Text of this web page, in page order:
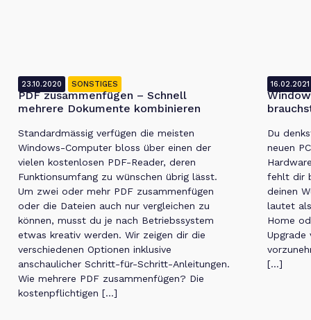
23.10.2020 SONSTIGES
PDF zusammenfügen – Schnell
mehrere Dokumente kombinieren
Standardmässig verfügen die meisten
Windows-Computer bloss über einen der
vielen kostenlosen PDF-Reader, deren
Funktionsumfang zu wünschen übrig lässt.
Um zwei oder mehr PDF zusammenfügen
oder die Dateien auch nur vergleichen zu
können, musst du je nach Betriebssystem
etwas kreativ werden. Wir zeigen dir die
verschiedenen Optionen inklusive
anschaulicher Schritt-für-Schritt-Anleitungen.
Wie mehrere PDF zusammenfügen? Die
kostenpflichtigen […]
16.02.2021
Du
neuen
fehlt dir
deinen
lautet
Home
Upgrade
[…]